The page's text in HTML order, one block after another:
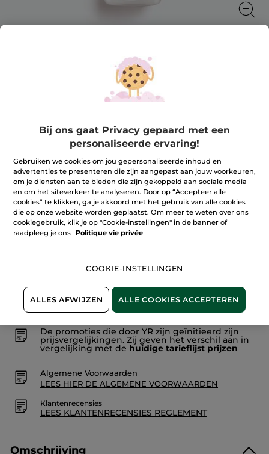
Herstellende Aftersun Lotion
Verzacht en hydrateert
4.6 ★★★★★
★★★★★
4.6
van
5
sterren.
Lees
reviews.
Herstellende
Aftersun
Lotion
(389)REVIEW TOEVOEGEN
7,95 € Ter vergelijking met de adviesprijs: 15,90 €
Aantal
IN WINKELMANDJE
Bezorging vanaf14/08
Veilige betaling
Niet tevreden? Geld terug!
De promoties die door YR zijn geïnitieerd zijn
prijsvergelijkingen. Zij geven het verschil aan in
vergelijking met de huidige tarieflijst prijzen
Algemene Voorwaarden
LEES HIER DE ALGEMENE VOORWAARDEN
Klantenrecensies
LEES KLANTENRECENSIES REGLEMENT
Omschrijving
Bij ons gaat Privacy gepaard met een
personaliseerde ervaring!
Gebruiken we cookies om jou gepersonaliseerde inhoud en
advertenties te presenteren die zijn aangepast aan jouw voorkeuren,
om je diensten aan te bieden die zijn gekoppeld aan sociale media
en om het siteverkeer te analyseren. Door op “Accepteer alle
cookies” te klikken, ga je akkoord met het gebruik van alle cookies
die op onze website worden geplaatst. Om meer te weten over ons
cookiegebruik, klik je op "Cookie-instellingen" in de banner of
raadpleeg je ons
Politique vie privée
COOKIE-INSTELLINGEN
ALLES AFWIJZEN ALLE COOKIES ACCEPTEREN